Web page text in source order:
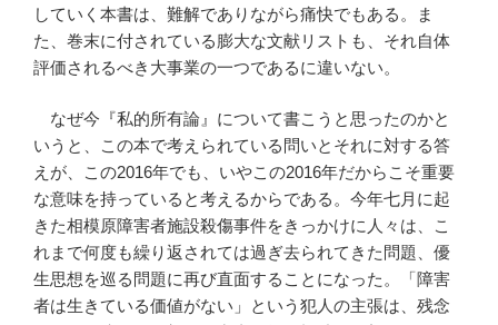
していく本書は、難解でありながら痛快でもある。ま
た、巻末に付されている膨大な文献リストも、それ自体
評価されるべき大事業の一つであるに違いない。
なぜ今『私的所有論』について書こうと思ったのかと
いうと、この本で考えられている問いとそれに対する答
えが、この2016年でも、いやこの2016年だからこそ重要
な意味を持っていると考えるからである。今年七月に起
きた相模原障害者施設殺傷事件をきっかけに人々は、こ
れまで何度も繰り返されては過ぎ去られてきた問題、優
生思想を巡る問題に再び直面することになった。「障害
者は生きている価値がない」という犯人の主張は、残念